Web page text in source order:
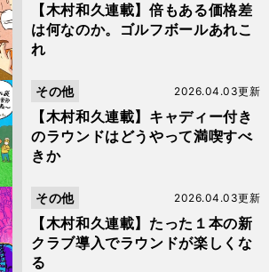
【木村和久連載】倍もある価格差
は何なのか。ゴルフボールあれこ
れ
【木村和久連載】キャディー付き
のラウンドはどうやって満喫すべ
きか
2026.04.03更新
その他
【木村和久連載】たった１本の新
クラブ導入でラウンドが楽しくな
る
2026.04.03更新
その他